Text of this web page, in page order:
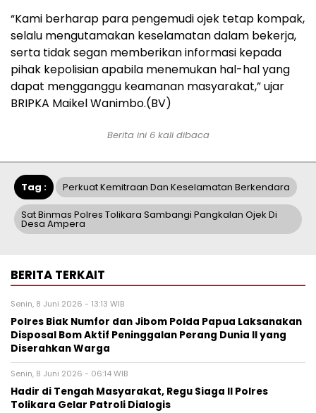
“Kami berharap para pengemudi ojek tetap kompak,
selalu mengutamakan keselamatan dalam bekerja,
serta tidak segan memberikan informasi kepada
pihak kepolisian apabila menemukan hal-hal yang
dapat mengganggu keamanan masyarakat,” ujar
BRIPKA Maikel Wanimbo.(BV)
Berita ini 6 kali dibaca
Tag : Perkuat Kemitraan Dan Keselamatan Berkendara
Sat Binmas Polres Tolikara Sambangi Pangkalan Ojek Di
Desa Ampera
BERITA TERKAIT
Senin, 8 Juni 2026 - 13:13 WIB
Polres Biak Numfor dan Jibom Polda Papua Laksanakan
Disposal Bom Aktif Peninggalan Perang Dunia II yang
Diserahkan Warga
Senin, 8 Juni 2026 - 06:14 WIB
Hadir di Tengah Masyarakat, Regu Siaga II Polres
Tolikara Gelar Patroli Dialogis